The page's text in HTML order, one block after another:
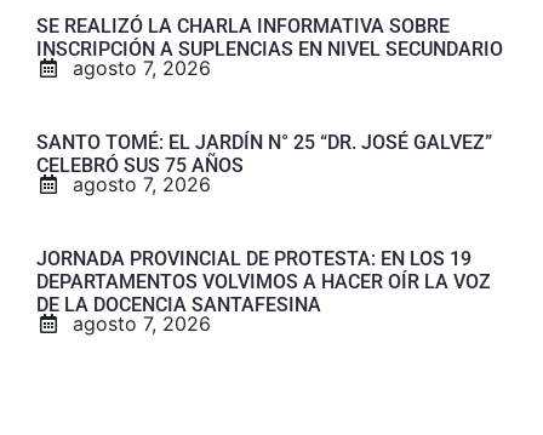
SE REALIZÓ LA CHARLA INFORMATIVA SOBRE
INSCRIPCIÓN A SUPLENCIAS EN NIVEL SECUNDARIO
agosto 7, 2026
SANTO TOMÉ: EL JARDÍN N° 25 “DR. JOSÉ GALVEZ”
CELEBRÓ SUS 75 AÑOS
agosto 7, 2026
JORNADA PROVINCIAL DE PROTESTA: EN LOS 19
DEPARTAMENTOS VOLVIMOS A HACER OÍR LA VOZ
DE LA DOCENCIA SANTAFESINA
agosto 7, 2026